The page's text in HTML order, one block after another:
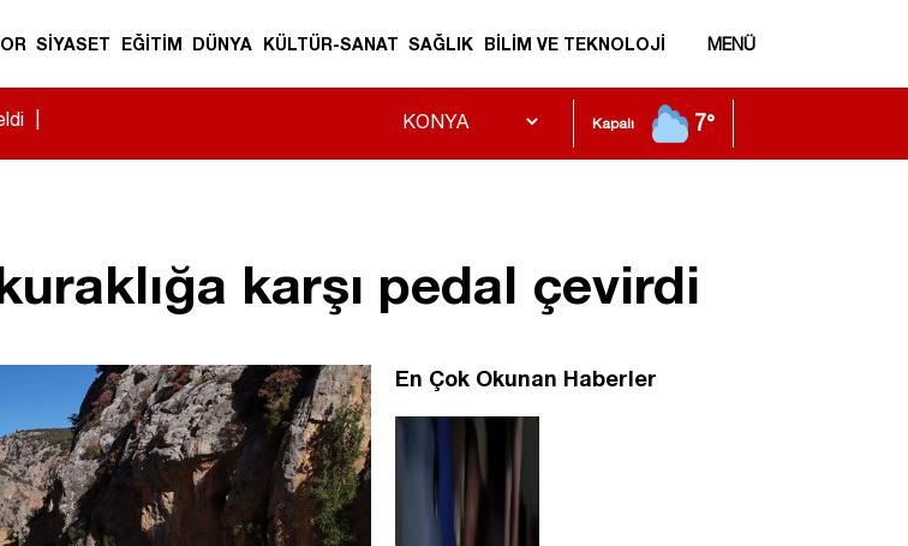
SİYASET EĞİTİM DÜNYA KÜLTÜR-SANAT SAĞLIK BİLİM VE TEKNOLOJİ MENÜ
Kapalı 7°
karşı pedal çevirdi
En Çok Okunan Haberler